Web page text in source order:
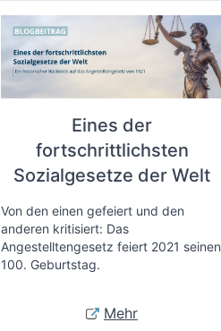
Eines der
fortschrittlichsten
Sozialgesetze der Welt
Von den einen gefeiert und den
anderen kritisiert: Das
Angestelltengesetz feiert 2021 seinen
100. Geburtstag.
Mehr